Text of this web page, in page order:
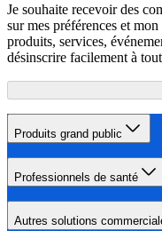
Je souhaite recevoir des
sur mes préférences et
produits, services,
désinscrire facilement à
Produits grand public
Professionnels de santé
Autres solutions